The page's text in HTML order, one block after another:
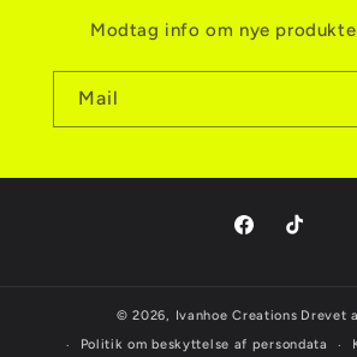
Modtag info om nye
Mail
FacebookTikTok
© 2026, Ivanhoe Creations Drevet
Politik om beskyttelse af persondata